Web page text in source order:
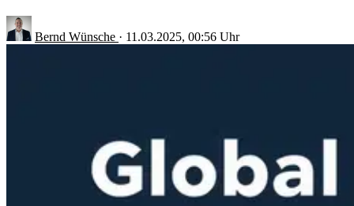
Bernd Wünsche · 11.03.2025, 00:56 Uhr